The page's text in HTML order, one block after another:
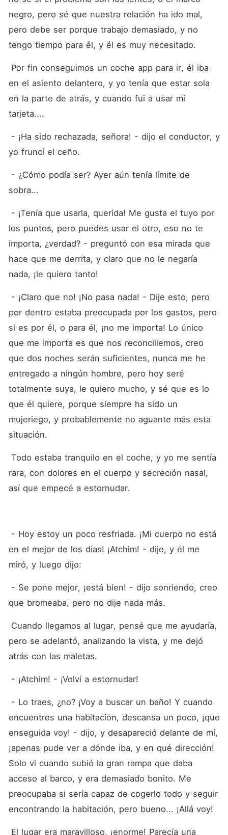
negro, pero sé que nuestra relación ha ido mal,
pero debe ser porque trabajo demasiado, y no
tengo tiempo para él, y él es muy necesitado.
en el asiento delantero, y yo tenía que estar sola
en la parte de atrás, y cuando fui a usar mi
tarjeta....
yo fruncí el ceño.
sobra...
los puntos, pero puedes usar el otro, eso no te
importa, ¿verdad? - preguntó con esa mirada que
hace que me derrita, y claro que no le negaría
nada, ¡le quiero tanto!
por dentro estaba preocupada por los gastos, pero
si es por él, o para él, ¡no me importa! Lo único
que me importa es que nos reconciliemos, creo
que dos noches serán suficientes, nunca me he
entregado a ningún hombre, pero hoy seré
totalmente suya, le quiero mucho, y sé que es lo
que él quiere, porque siempre ha sido un
mujeriego, y probablemente no aguante más esta
situación.
rara, con dolores en el cuerpo y secreción nasal,
así que empecé a estornudar.
en el mejor de los días! ¡Atchim! - dije, y él me
miró, y luego dijo:
que bromeaba, pero no dije nada más.
pero se adelantó, analizando la vista, y me dejó
atrás con las maletas.
- ¡Atchim! - ¡Volví a estornudar!
encuentres una habitación, descansa un poco, ¡que
enseguida voy! - dijo, y desapareció delante de mí,
¡apenas pude ver a dónde iba, y en qué dirección!
Solo vi cuando subió la gran rampa que daba
acceso al barco, y era demasiado bonito. Me
preocupaba si sería capaz de cogerlo todo y seguir
encontrando la habitación, pero bueno... ¡Allá voy!